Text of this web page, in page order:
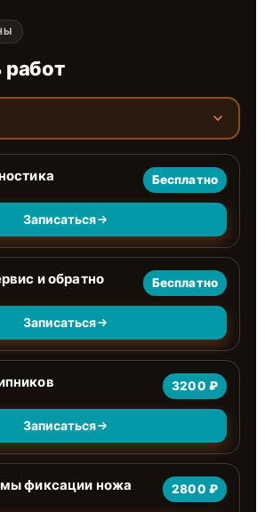
работ
Бесплатно
Записаться
и обратно Бесплатно
Записаться
3200 ₽
Записаться
фиксации ножа 2800 ₽